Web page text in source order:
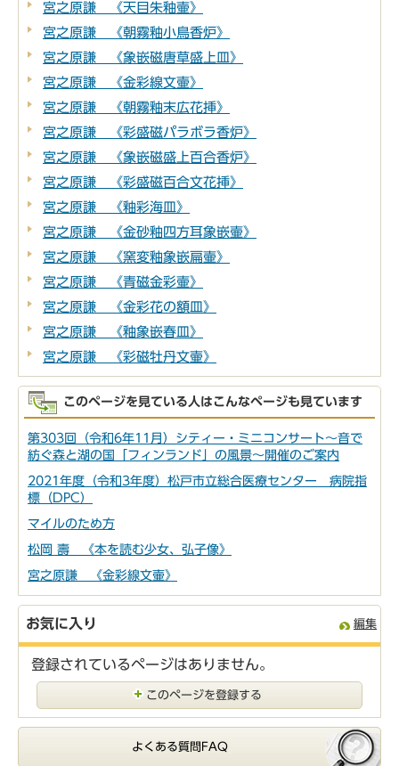
宮之原謙 《天目朱釉壷》
宮之原謙 《朝霧釉小鳥香炉》
宮之原謙 《象嵌磁唐草盛上皿》
宮之原謙 《金彩線文壷》
宮之原謙 《朝霧釉末広花挿》
宮之原謙 《彩盛磁パラボラ香炉》
宮之原謙 《象嵌磁盛上百合香炉》
宮之原謙 《彩盛磁百合文花挿》
宮之原謙 《釉彩海皿》
宮之原謙 《金砂釉四方耳象嵌壷》
宮之原謙 《窯変釉象嵌扁壷》
宮之原謙 《青磁金彩壷》
宮之原謙 《金彩花の額皿》
宮之原謙 《釉象嵌春皿》
宮之原謙 《彩磁牡丹文壷》
このページを見ている人はこんなページも見ています
第303回（令和6年11月）シティー・ミニコンサート～音で
紡ぐ森と湖の国「フィンランド」の風景～開催のご案内
2021年度（令和3年度）松戸市立総合医療センター 病院指
標（DPC）
マイルのため方
松岡 壽 《本を読む少女、弘子像》
宮之原謙 《金彩線文壷》
お気に入り 編集
登録されているページはありません。
このページを登録する
よくある質問FAQ